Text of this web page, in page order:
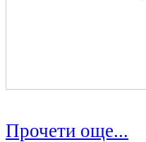
Прочети още...